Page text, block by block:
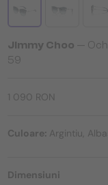
Jimmy Choo —
59
1 090 RON
Culoare: Argintiu,
Dimensiuni